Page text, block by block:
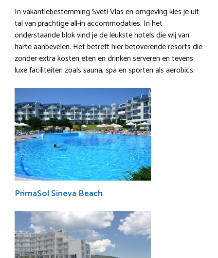
In vakantiebestemming Sveti Vlas en omgeving kies je uit
tal van prachtige all-in accommodaties. In het
onderstaande blok vind je de leukste hotels die wij van
harte aanbevelen. Het betreft hier betoverende resorts die
zonder extra kosten eten en drinken serveren en tevens
luxe faciliteiten zoals sauna, spa en sporten als aerobics.
PrimaSol Sineva Beach